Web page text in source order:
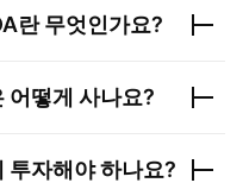
란 무엇인가요?
어떻게 사나요?
투자해야 하나요?